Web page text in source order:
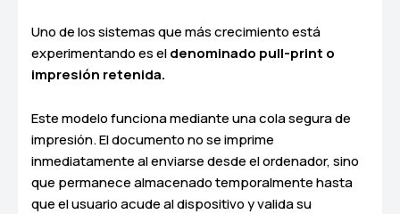
Uno de los sistemas que más crecimiento está
experimentando es eldenominado pull-print o
impresión retenida.
Este modelo funciona mediante una cola segura de
impresión. El documento no se imprime
inmediatamente al enviarse desde el ordenador, sino
que permanece almacenado temporalmente hasta
que el usuario acude al dispositivo y valida su